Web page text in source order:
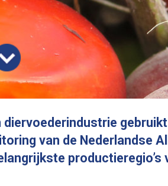
is grotendeels duurzaam
Alliantie voor Duurzame Palmolie
van de palmolie die Nederland
aan palmolie neemt af
van Satelligence (geodata-analysebedrijf)
dat ontbossing gerelateerd aan palmolie
genoeg werk aan de winkel om er zeker
blijvend is en ontbossing nog verder